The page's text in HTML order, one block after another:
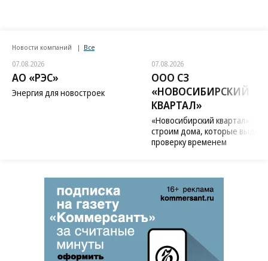
Новости компаний Все
07.08.2026
АО «РЭС»
Энергия для новостроек
07.08.2026
ООО СЗ
«НОВОСИБИРСКИЙ
КВАРТАЛ»
«Новосибирский квартал»:
строим дома, которые
проверку временем